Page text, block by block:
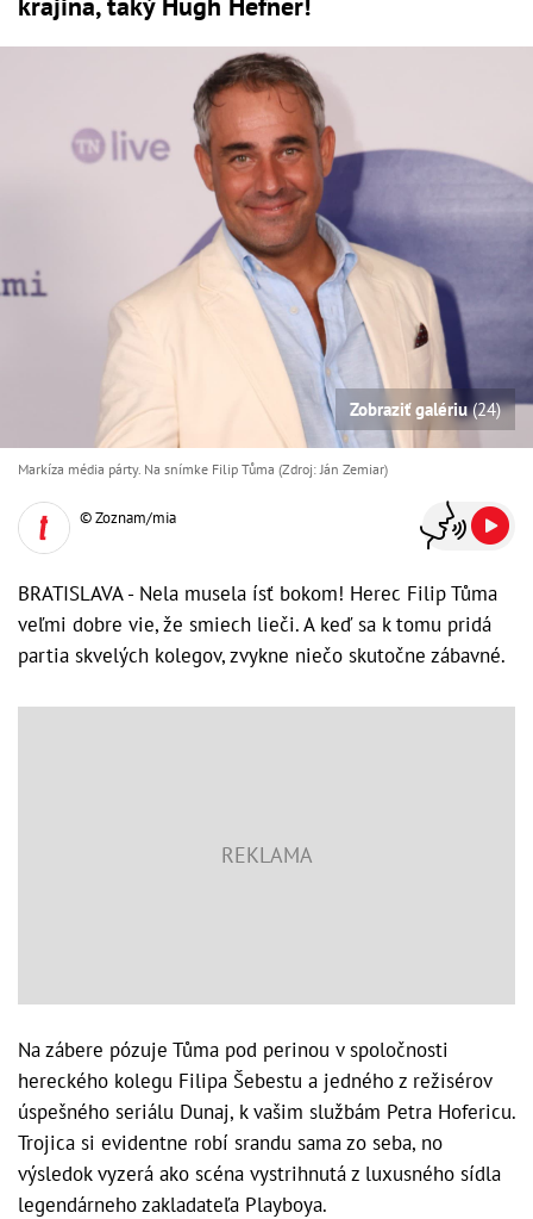
Zobraziť galériu(24)
Markíza média párty. Na snímke Filip Tůma (Zdroj: Ján Zemiar)
© Zoznam/mia
BRATISLAVA - Nela musela ísť bokom! Herec Filip Tůma
veľmi dobre vie, že smiech lieči. A keď sa k tomu pridá
partia skvelých kolegov, zvykne niečo skutočne zábavné.
Na zábere pózuje Tůma pod perinou v spoločnosti
hereckého kolegu Filipa Šebestu a jedného z režisérov
úspešného seriálu Dunaj, k vašim službám Petra Hofericu.
Trojica si evidentne robí srandu sama zo seba, no
výsledok vyzerá ako scéna vystrihnutá z luxusného sídla
legendárneho zakladateľa Playboya.